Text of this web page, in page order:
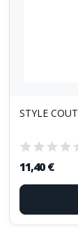
STYLE
11,40 €